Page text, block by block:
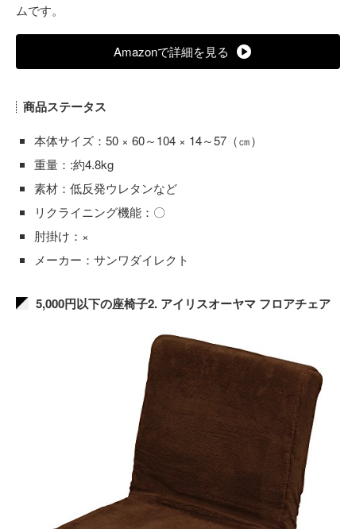
ムです。
Amazonで詳細を見る
商品ステータス
本体サイズ：50 × 60～104 × 14～57（㎝）
重量：:約4.8kg
素材：低反発ウレタンなど
リクライニング機能：〇
肘掛け：×
メーカー：サンワダイレクト
5,000円以下の座椅子2. アイリスオーヤマ フロアチェア